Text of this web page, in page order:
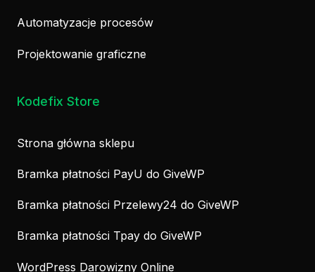
Automatyzacje procesów
Projektowanie graficzne
Kodefix Store
Strona główna sklepu
Bramka płatności PayU do GiveWP
Bramka płatności Przelewy24 do GiveWP
Bramka płatności Tpay do GiveWP
WordPress Darowizny Online